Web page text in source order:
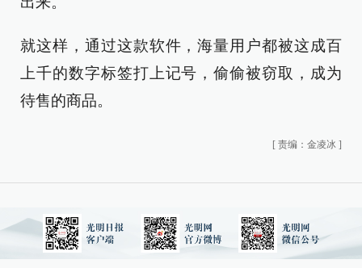
就这样，通过这款软件，海量用户都被这成百
上千的数字标签打上记号，偷偷被窃取，成为
待售的商品。
[ 责编：金凌冰 ]